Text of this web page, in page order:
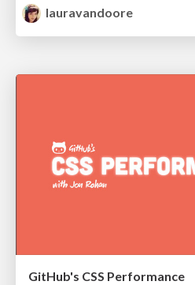
lauravandoore
GitHub's CSS Performance